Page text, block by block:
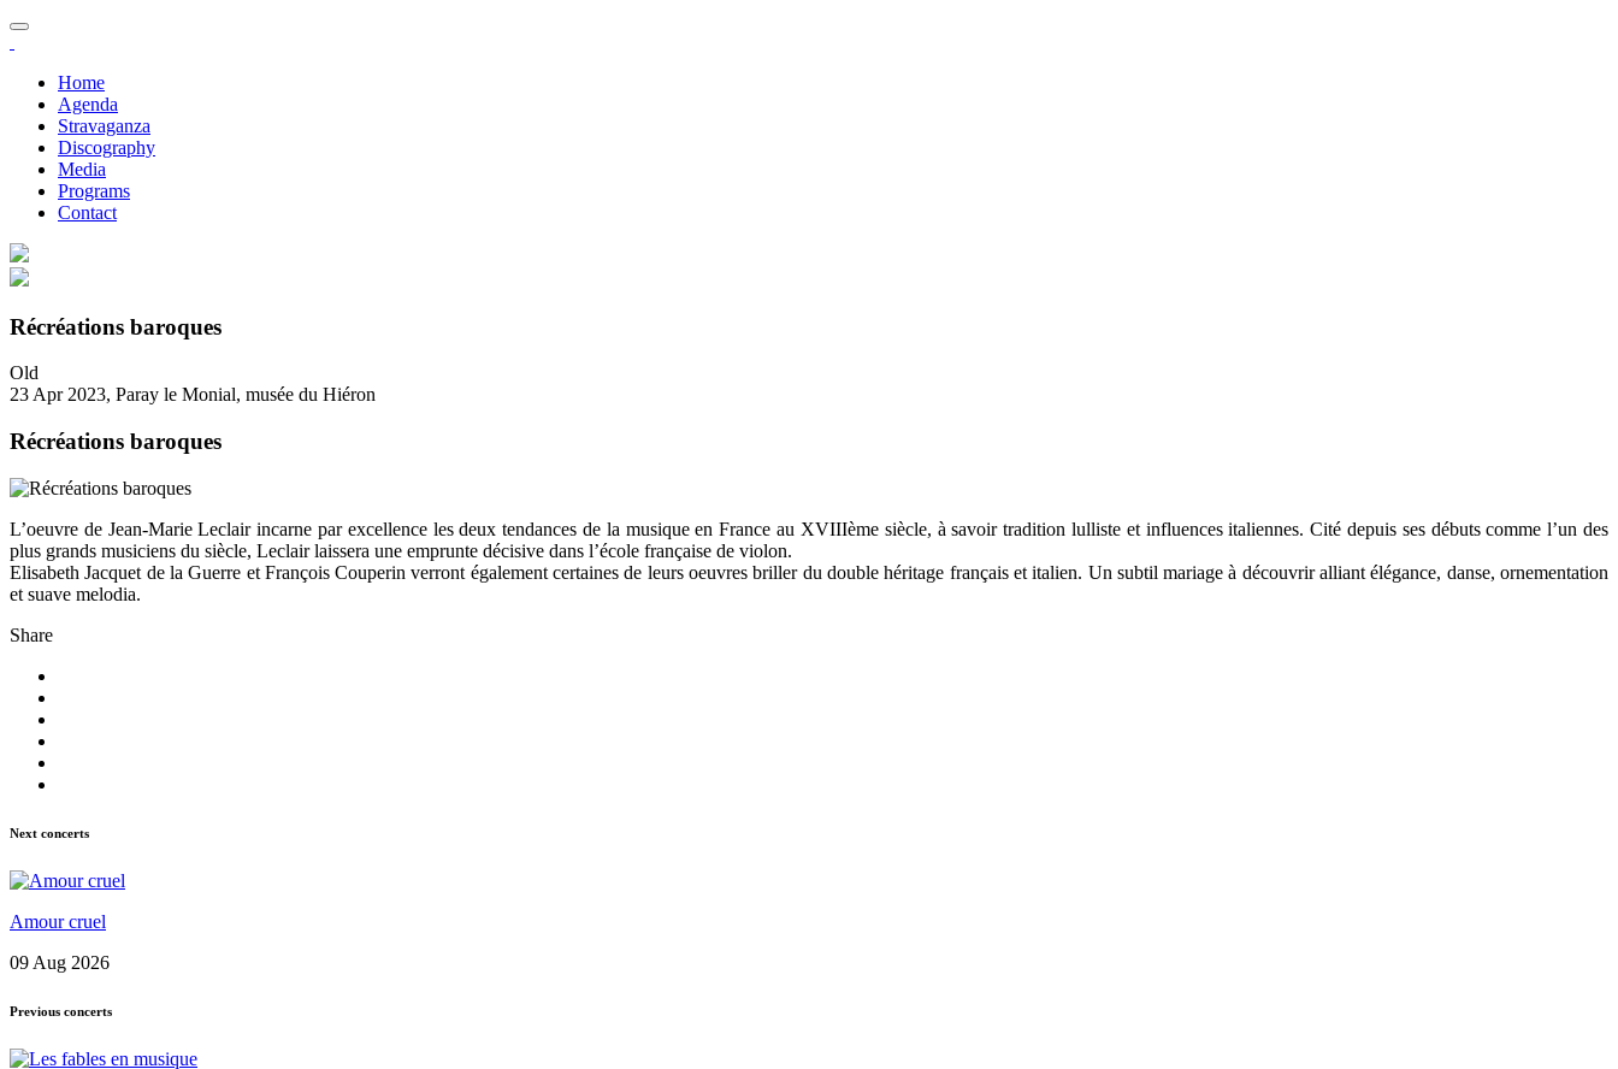
Home
Agenda
Stravaganza
Discography
Media
Programs
Contact
Récréations baroques
Old
23 Apr 2023, Paray le Monial, musée du Hiéron
Récréations baroques
L’oeuvre de Jean-Marie Leclair incarne par excellence les deux tendances de la musique en France au XVIIIème siècle, à savoir tradition lulliste et influences italiennes. Cité depuis ses débuts comme l’un des
plus grands musiciens du siècle, Leclair laissera une emprunte décisive dans l’école française de violon.
Elisabeth Jacquet de la Guerre et François Couperin verront également certaines de leurs oeuvres briller du double héritage français et italien. Un subtil mariage à découvrir alliant élégance, danse, ornementation
et suave melodia.
Share
Next concerts
Amour cruel
09 Aug 2026
Previous concerts